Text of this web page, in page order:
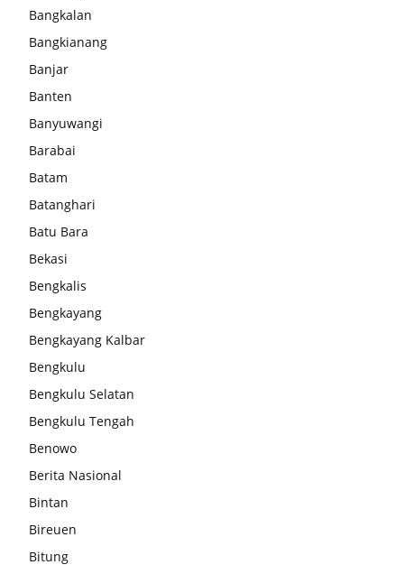
Bangkalan
Bangkianang
Banjar
Banten
Banyuwangi
Barabai
Batam
Batanghari
Batu Bara
Bekasi
Bengkalis
Bengkayang
Bengkayang Kalbar
Bengkulu
Bengkulu Selatan
Bengkulu Tengah
Benowo
Berita Nasional
Bintan
Bireuen
Bitung